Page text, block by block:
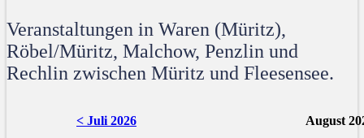
Veranstaltungen in Waren (Müritz),
Röbel/Müritz, Malchow, Penzlin und
Rechlin zwischen Müritz und Fleesensee.
< Juli 2026
August